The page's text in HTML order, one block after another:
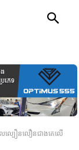
ល្បឿន​លឿន​ជាង​គេ​លើ​